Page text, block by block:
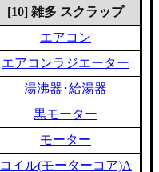
[10] 雑多 スクラップ
エアコン
エアコンラジエーター
湯沸器･給湯器
黒モーター
モーター
コイル(モーターコア)A